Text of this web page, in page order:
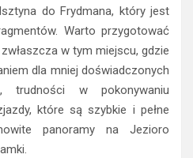
do Frydmana, który jest
Warto przygotować
w tym miejscu, gdzie
dla mniej doświadczonych
trudności w pokonywaniu
które są szybkie i pełne
panoramy na Jezioro